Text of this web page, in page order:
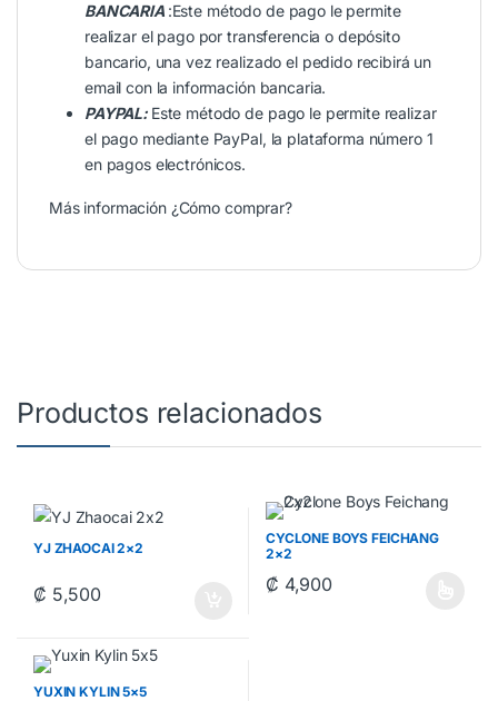
BANCARIA :Este método de pago le permite
realizar el pago por transferencia o depósito
bancario, una vez realizado el pedido recibirá un
email con la información bancaria.
PAYPAL: Este método de pago le permite realizar
el pago mediante PayPal, la plataforma número 1
en pagos electrónicos.
Más información ¿Cómo comprar?
Productos relacionados
YJ ZHAOCAI 2×2
₡ 5,500
CYCLONE BOYS FEICHANG
2×2
₡ 4,900
YUXIN KYLIN 5×5